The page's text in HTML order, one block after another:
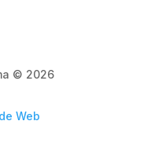
© 2026
Web